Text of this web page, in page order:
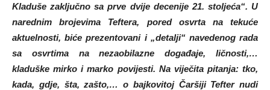
Kladuše zaključno sa prve dvije decenije 21. stoljeća“. U
narednim brojevima Teftera, pored osvrta na tekuće
aktuelnosti, biće prezentovani i „detalji“ navedenog rada
sa osvrtima na nezaobilazne događaje, ličnosti,…
kladuške mirko i marko povijesti. Na viječita pitanja: tko,
kada, gdje, šta, zašto,… o bajkovitoj Čaršiji Tefter nudi